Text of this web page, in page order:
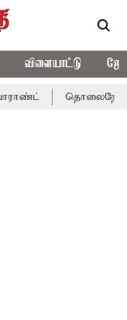
விளையாட்டு
தொலைநோக்கு